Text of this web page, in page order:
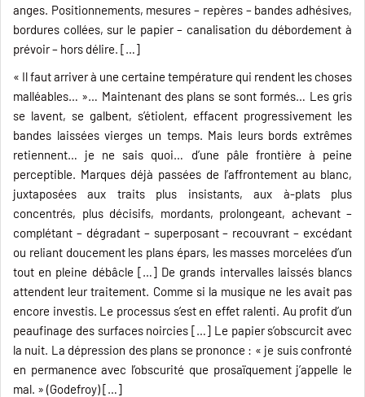
anges. Positionnements, mesures – repères – bandes adhésives,
bordures collées, sur le papier – canalisation du débordement à
prévoir – hors délire. […]
« Il faut arriver à une certaine température qui rendent les choses
malléables… »… Maintenant des plans se sont formés… Les gris
se lavent, se galbent, s’étiolent, effacent progressivement les
bandes laissées vierges un temps. Mais leurs bords extrêmes
retiennent… je ne sais quoi… d’une pâle frontière à peine
perceptible. Marques déjà passées de l’affrontement au blanc,
juxtaposées aux traits plus insistants, aux à-plats plus
concentrés, plus décisifs, mordants, prolongeant, achevant –
complétant – dégradant – superposant – recouvrant – excédant
ou reliant doucement les plans épars, les masses morcelées d’un
tout en pleine débâcle […] De grands intervalles laissés blancs
attendent leur traitement. Comme si la musique ne les avait pas
encore investis. Le processus s’est en effet ralenti. Au profit d’un
peaufinage des surfaces noircies […] Le papier s’obscurcit avec
la nuit. La dépression des plans se prononce : « je suis confronté
en permanence avec l’obscurité que prosaïquement j’appelle le
mal. » (Godefroy) […]